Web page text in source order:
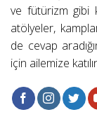
ve fütürizm gibi
atölyeler,
de cevap
için ailemize